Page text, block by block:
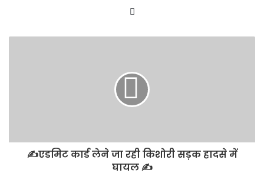
Website
✍️एडमिट कार्ड लेने जा रही किशोरी सड़क हादसे में
घायल ✍️